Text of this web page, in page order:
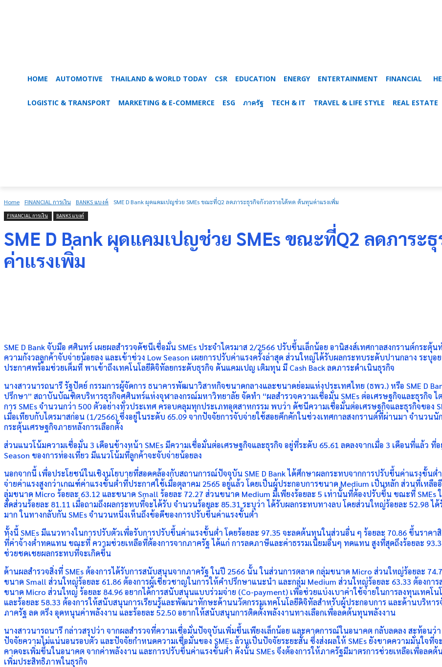
HOME AUTOMOTIVE THAILAND & WORLD TODAY CSR EDUCATION ENERGY ENTERTAINMENT FINANCIAL
LOGISTIC & TRANSPORT MARKETING & E-COMMERCE ESG ภาครัฐ TECH & IT TRAVEL & LIFE STYLE REAL ESTATE
Home FINANCIAL การเงิน BANKS แบงค์ SME D Bank ผุดแคมเปญช่วย SMEs ขณะที่Q2 ลดภาระธุรกิจกังวลรายได้หด ต้นทุนค่าแรงเพิ่ม
FINANCIAL การเงิน BANKS แบงค์
SME D Bank ผุดแคมเปญช่วย SMEs ขณะที่Q2 ลดภาระ
ค่าแรงเพิ่ม
SME D Bank จับมือ ศศินทร์ เผยผลสำรวจดัชนีเชื่อมั่น SMEs ประจำไตรมาส 2/2566 ปรับขึ้นเล็กน้อย อานิสงส์เทศกาลสงกรานต์กระ
ความกังวลลูกค้าจับจ่ายน้อยลง และเข้าช่วง Low Season เผยการปรับค่าแรงครั้งล่าสุด ส่วนใหญ่ได้รับผลกระทบระดับปานกลาง ระบุ
ประกาศพร้อมช่วยเต็มที่ พาเข้าถึงเทคโนโลยีดิจิทัลยกระดับธุรกิจ ดันแคมเปญ เติมทุน มี Cash Back ลดภาระดำเนินธุรกิจ
นางสาวนารถนารี รัฐปัตย์ กรรมการผู้จัดการ ธนาคารพัฒนาวิสาหกิจขนาดกลางและขนาดย่อมแห่งประเทศไทย (ธพว.) หรือ SME D
ปรึกษา” สถาบันบัณฑิตบริหารธุรกิจศศินทร์แห่งจุฬาลงกรณ์มหาวิทยาลัย จัดทำ “ผลสำรวจความเชื่อมั่น SMEs ต่อเศรษฐกิจและธุรกิจ
การ SMEs จำนวนกว่า 500 ตัวอย่างทั่วประเทศ ครอบคลุมทุกประเภทอุตสาหกรรม พบว่า ดัชนีความเชื่อมั่นต่อเศรษฐกิจและธุรกิจของ
เมื่อเทียบกับไตรมาสก่อน (1/2566) ซึ่งอยู่ในระดับ 65.09 จากปัจจัยการจับจ่ายใช้สอยคึกคักในช่วงเทศกาลสงกรานต์ที่ผ่านมา จำนวน
กระตุ้นเศรษฐกิจภายหลังการเลือกตั้ง
ส่วนแนวโน้มความเชื่อมั่น 3 เดือนข้างหน้า SMEs มีความเชื่อมั่นต่อเศรษฐกิจและธุรกิจ อยู่ที่ระดับ 65.61 ลดลงจากเมื่อ 3 เดือนที่แล้ว ที่
Season ของการท่องเที่ยว มีแนวโน้มที่ลูกค้าจะจับจ่ายน้อยลง
นอกจากนี้ เพื่อประโยชน์ในเชิงนโยบายที่สอดคล้องกับสถานการณ์ปัจจุบัน SME D Bank ได้ศึกษาผลกระทบจากการปรับขึ้นค่าแรงขั้นต่
จ่ายค่าแรงสูงกว่าเกณฑ์ค่าแรงขั้นต่ำที่ประกาศใช้เมื่อตุลาคม 2565 อยู่แล้ว โดยเป็นผู้ประกอบการขนาด Medium เป็นหลัก ส่วนที่เหลื
ลุ่มขนาด Micro ร้อยละ 63.12 และขนาด Small ร้อยละ 72.27 ส่วนขนาด Medium มีเพียงร้อยละ 5 เท่านั้นที่ต้องปรับขึ้น ขณะที่
สัดส่วนร้อยละ 81.11 เมื่อถามถึงผลกระทบที่จะได้รับ จำนวนร้อยละ 85.31 ระบุว่า ได้รับผลกระทบทางลบ โดยส่วนใหญ่ร้อยละ 52.98
มาก ในทางกลับกัน SMEs จำนวนหนึ่งเห็นถึงข้อดีของการปรับขึ้นค่าแรงขั้นต่ำ
ทั้งนี้ SMEs มีแนวทางในการปรับตัวเพื่อรับการปรับขึ้นค่าแรงขั้นต่ำ โดยร้อยละ 97.35 จะลดต้นทุนในส่วนอื่น ๆ ร้อยละ 70.86 ขึ้นราคา
ที่ค่าจ้างต่ำทดแทน ขณะที่ ความช่วยเหลือที่ต้องการจากภาครัฐ ได้แก่ การลดภาษีและค่าธรรมเนียมอื่นๆ ทดแทน สูงที่สุดถึงร้อยละ
ช่วยชดเชยผลกระทบที่จะเกิดขึ้น
ด้านผลสำรวจสิ่งที่ SMEs ต้องการได้รับการสนับสนุนจากภาครัฐ ในปี 2566 นั้น ในส่วนการตลาด กลุ่มขนาด Micro ส่วนใหญ่ร้อยละ
ขนาด Small ส่วนใหญ่ร้อยละ 61.86 ต้องการผู้เชี่ยวชาญในการให้คำปรึกษาแนะนำ และกลุ่ม Medium ส่วนใหญ่ร้อยละ 63.33 ต้องกา
ขนาด Micro ส่วนใหญ่ ร้อยละ 84.96 อยากได้การสนับสนุนแบบร่วมจ่าย (Co-payment) เพื่อช่วยแบ่งเบาค่าใช้จ่ายในการลงทุนเทค
และร้อยละ 58.33 ต้องการให้สนับสนุนการเรียนรู้และพัฒนาทักษะด้านนวัตกรรมเทคโนโลยีดิจิทัลสำหรับผู้ประกอบการ และด้านบริหา
ภาครัฐ ลด ตรึง อุดหนุนค่าพลังงาน และร้อยละ 52.50 อยากให้สนับสนุนการติดตั้งพลังงานทางเลือกเพื่อลดต้นทุนพลังงาน
นางสาวนารถนารี กล่าวสรุปว่า จากผลสำรวจที่ความเชื่อมั่นปัจจุบันเพิ่มขึ้นเพียงเล็กน้อย และคาดการณ์ในอนาคต กลับลดลง สะท้อนว่
ปัจจัยความไม่แน่นอนรอบตัว และปัจจัยกำหนดความเชื่อมั่นของ SMEs ล้วนเป็นปัจจัยระยะสั้น ซึ่งส่งผลให้ SMEs ยังขาดความมั่นใจที่
คาดจะเพิ่มขึ้นในอนาคต จากค่าพลังงาน และการปรับขึ้นค่าแรงขั้นต่ำ ดังนั้น SMEs จึงต้องการให้ภาครัฐมีมาตรการช่วยเหลือเพื่อลด
เพิ่มประสิทธิภาพในธุรกิจ